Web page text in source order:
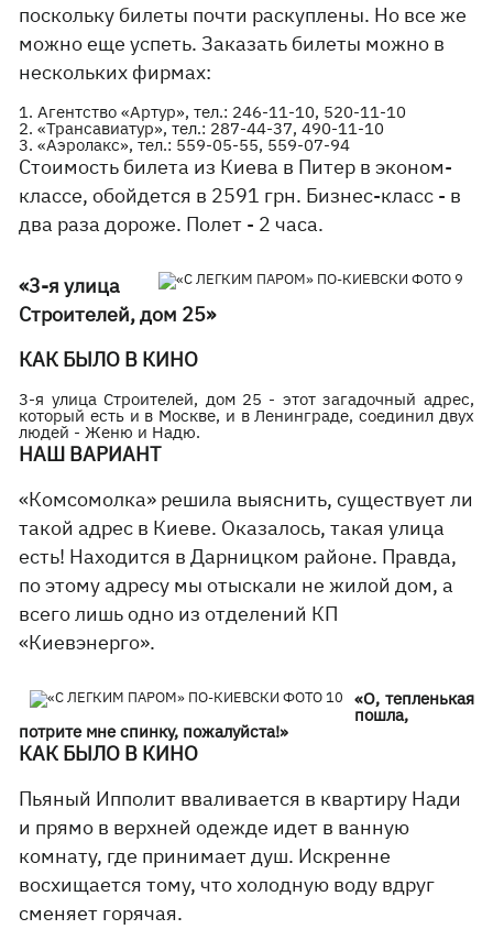
поскольку билеты почти раскуплены. Но все же
можно еще успеть. Заказать билеты можно в
нескольких фирмах:
1. Агентство «Артур», тел.: 246-11-10, 520-11-10
2. «Трансавиатур», тел.: 287-44-37, 490-11-10
3. «Аэролакс», тел.: 559-05-55, 559-07-94
Стоимость билета из Киева в Питер в эконом-
классе, обойдется в 2591 грн. Бизнес-класс - в
два раза дороже. Полет - 2 часа.
«3-я улица
Строителей, дом 25»
КАК БЫЛО В КИНО
3-я улица Строителей, дом 25 - этот загадочный адрес,
который есть и в Москве, и в Ленинграде, соединил двух
людей - Женю и Надю.
НАШ ВАРИАНТ
«Комсомолка» решила выяснить, существует ли
такой адрес в Киеве. Оказалось, такая улица
есть! Находится в Дарницком районе. Правда,
по этому адресу мы отыскали не жилой дом, а
всего лишь одно из отделений КП
«Киевэнерго».
«О, тепленькая
пошла,
потрите мне спинку, пожалуйста!»
КАК БЫЛО В КИНО
Пьяный Ипполит вваливается в квартиру Нади
и прямо в верхней одежде идет в ванную
комнату, где принимает душ. Искренне
восхищается тому, что холодную воду вдруг
сменяет горячая.